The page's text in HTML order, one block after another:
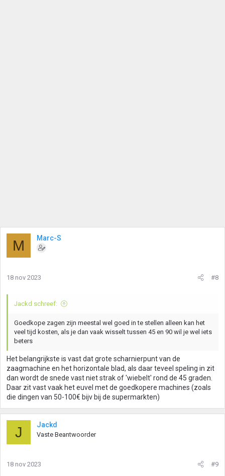
M Marc-S
18 nov 2023 #8
Jackd schreef:
Goedkope zagen zijn meestal wel goed in te stellen alleen kan het
veel tijd kosten, als je dan vaak wisselt tussen 45 en 90 wil je wel iets
beters
Het belangrijkste is vast dat grote scharnierpunt van de
zaagmachine en het horizontale blad, als daar teveel speling in zit
dan wordt de snede vast niet strak of 'wiebelt' rond de 45 graden.
Daar zit vast vaak het euvel met de goedkopere machines (zoals
die dingen van 50-100€ bijv bij de supermarkten)
J Jackd
Vaste Beantwoorder
18 nov 2023 #9